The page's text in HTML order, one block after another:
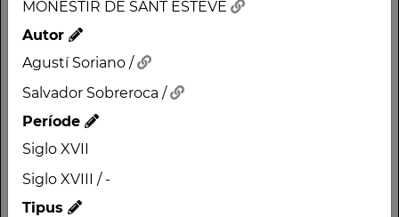
MONESTIR DE SANT ESTEVE
Autor
Agustí Soriano /
Salvador Sobreroca /
Període
Siglo XVII
Siglo XVIII / -
Tipus
Nom
MONESTIR DE SANT